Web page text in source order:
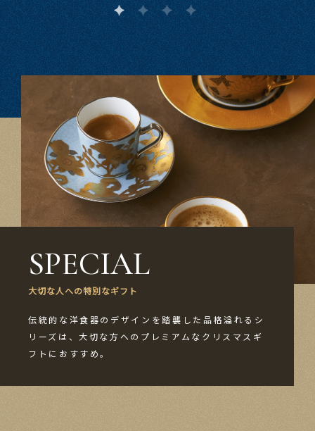
SPECIAL
大切な​人への​特別な​ギフト
伝統的な​洋食器の​デザインを​踏襲した​品格溢れる​シ
リーズは、​大切な​方 への​プレミアムな​クリスマスギ
フトに​おすすめ。